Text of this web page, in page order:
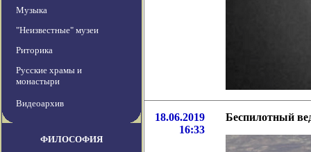
Музыка
"Неизвестные" музеи
Риторика
Русские храмы и
монастыри
Видеоархив
ФИЛОСОФИЯ
18.06.2019
16:33
Беспилотный